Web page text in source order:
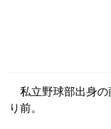
私立野球部出身の
り前。